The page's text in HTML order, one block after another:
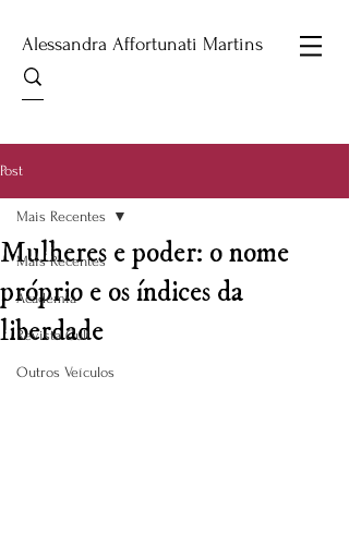
Alessandra Affortunati Martins
Post
Mais Recentes
Academia
Revista Cult
Outros Veículos
Mais Recentes
Mulheres e poder: o nome
próprio e os índices da
liberdade